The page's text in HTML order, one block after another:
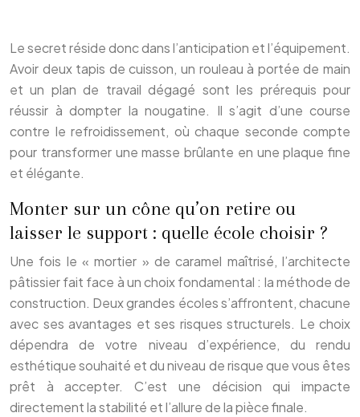
Le secret réside donc dans l’anticipation et l’équipement.
Avoir deux tapis de cuisson, un rouleau à portée de main
et un plan de travail dégagé sont les prérequis pour
réussir à dompter la nougatine. Il s’agit d’une course
contre le refroidissement, où chaque seconde compte
pour transformer une masse brûlante en une plaque fine
et élégante.
Monter sur un cône qu’on retire ou
laisser le support : quelle école choisir ?
Une fois le « mortier » de caramel maîtrisé, l’architecte
pâtissier fait face à un choix fondamental : la méthode de
construction. Deux grandes écoles s’affrontent, chacune
avec ses avantages et ses risques structurels. Le choix
dépendra de votre niveau d’expérience, du rendu
esthétique souhaité et du niveau de risque que vous êtes
prêt à accepter. C’est une décision qui impacte
directement la stabilité et l’allure de la pièce finale.